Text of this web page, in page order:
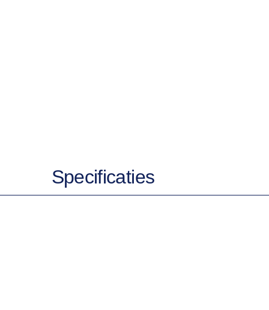
Specificaties